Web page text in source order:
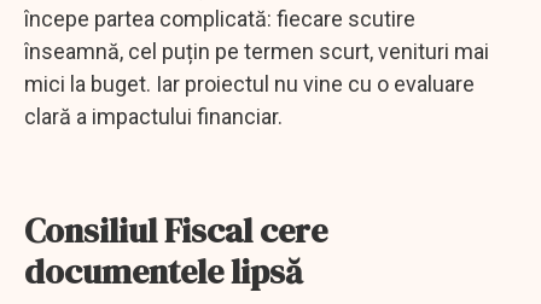
începe partea complicată: fiecare scutire
înseamnă, cel puțin pe termen scurt, venituri mai
mici la buget. Iar proiectul nu vine cu o evaluare
clară a impactului financiar.
Consiliul Fiscal cere
documentele lipsă